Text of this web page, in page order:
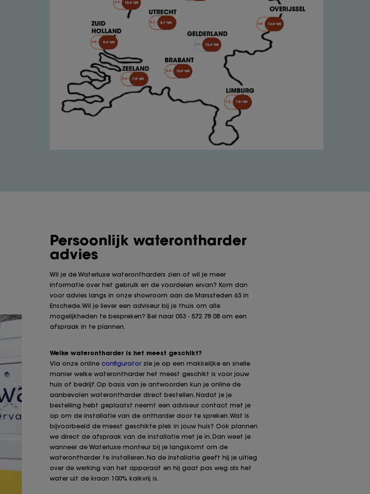
Persoonlijk waterontharder
advies
Wil je de Waterluxe waterontharders zien of wil je meer
informatie over het gebruik en de voordelen ervan? Kom dan
voor advies langs in onze showroom aan de Marssteden 63 in
Enschede. Wil je liever een adviseur bij je thuis om alle
mogelijkheden te bespreken? Bel naar 053 - 572 78 08 om een
afspraak in te plannen.
Welke waterontharder is het meest geschikt?
Via onze online configurator zie je op een makkelijke en snelle
manier welke waterontharder het meest geschikt is voor jouw
huis of bedrijf. Op basis van je antwoorden kun je online de
aanbevolen waterontharder direct bestellen. Nadat je je
bestelling hebt geplaatst neemt een adviseur contact met je
op om de installatie van de ontharder door te spreken. Wat is
bijvoorbeeld de meest geschikte plek in jouw huis? Ook plannen
we direct de afspraak van de installatie met je in. Dan weet je
wanneer de Waterluxe monteur bij je langskomt om de
waterontharder te installeren. Na de installatie geeft hij je uitleg
over de werking van het apparaat en hij gaat pas weg als het
water uit de kraan 100% kalkvrij is.